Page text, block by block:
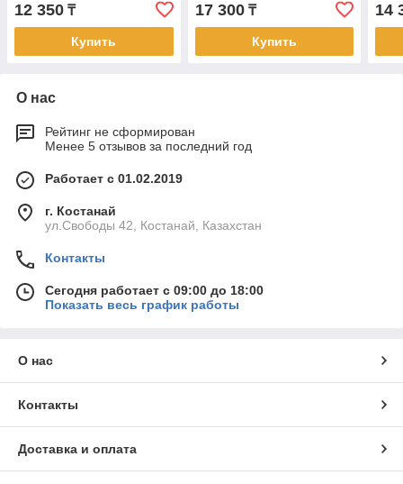
12 350 ₸
Купить
17 300₸
Купить
14
О нас
Рейтинг не сформирован
Менее 5 отзывов за последний год
Работает с 01.02.2019
г. Костанай
ул.Свободы 42, Костанай, Казахстан
Контакты
Сегодня работает с 09:00 до 18:00
Показать весь график работы
О нас
Контакты
Доставка и оплата